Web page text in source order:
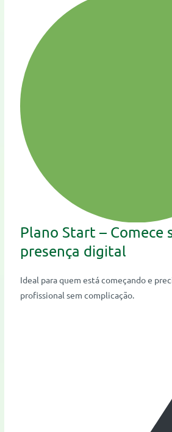
Plano Start – Comece
presença digital
Ideal para quem está começando e
profissional sem complicação.